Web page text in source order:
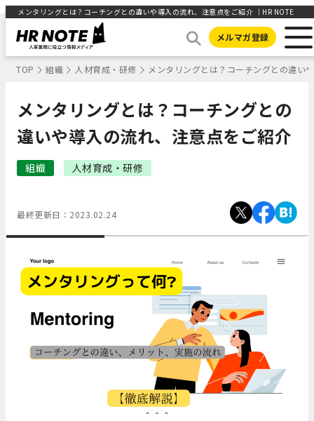
メンタリングとは？コーチングとの違いや導入の流れ、注意点をご紹介 ｜HR NOTE
メルマガ登録
TOP 組織 人材育成・研修 メンタリングとは？コーチングとの違い
メンタリングとは？コーチングとの
違いや導入の流れ、注意点をご紹介
組織 人材育成・研修
最終更新日： 2023.02.24